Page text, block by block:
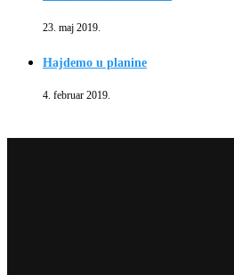
23. maj 2019.
Hajdemo u planine
4. februar 2019.